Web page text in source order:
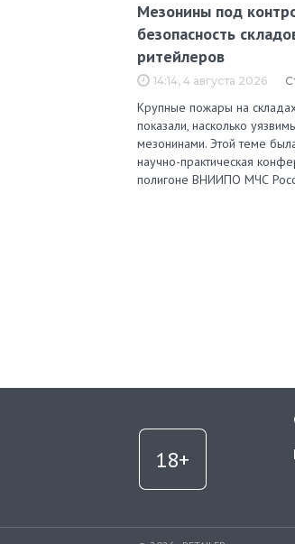
Мезонины под
безопасность
ритейлеров
14:14, 4 августа 2026
Крупные пожары на
показали, насколько
мезонинами. Этой теме
научно-практическая
полигоне ВНИИПО МЧС